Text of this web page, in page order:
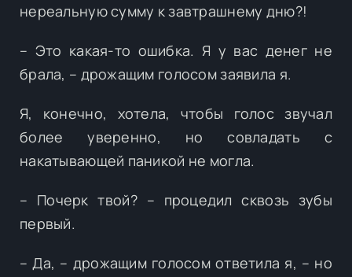
нереальную сумму к завтрашнему дню?!
– Это какая-то ошибка. Я у вас денег не
брала, – дрожащим голосом заявила я.
Я, конечно, хотела, чтобы голос звучал
более уверенно, но совладать с
накатывающей паникой не могла.
– Почерк твой? – процедил сквозь зубы
первый.
– Да, – дрожащим голосом ответила я, – но